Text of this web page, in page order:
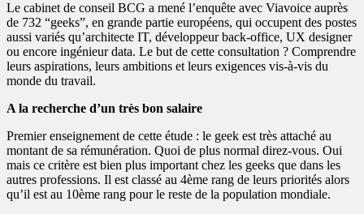
Le cabinet de conseil BCG a mené l’enquête avec Viavoice auprès
de 732 “geeks”, en grande partie européens, qui occupent des postes
aussi variés qu’architecte IT, développeur back-office, UX designer
ou encore ingénieur data. Le but de cette consultation ? Comprendre
leurs aspirations, leurs ambitions et leurs exigences vis-à-vis du
monde du travail.
A la recherche d’un très bon salaire
Premier enseignement de cette étude : le geek est très attaché au
montant de sa rémunération. Quoi de plus normal direz-vous. Oui
mais ce critère est bien plus important chez les geeks que dans les
autres professions. Il est classé au 4ème rang de leurs priorités alors
qu’il est au 10ème rang pour le reste de la population mondiale.